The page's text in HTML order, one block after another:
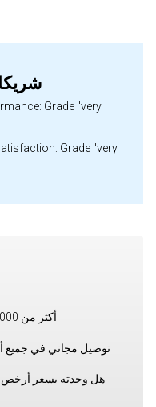
Grade "very
Grade "very
أكثر من 35,000 منتج متوفر وجاهز للشحن
توصيل مجاني في جميع
هل وجدته بسعر أرخص